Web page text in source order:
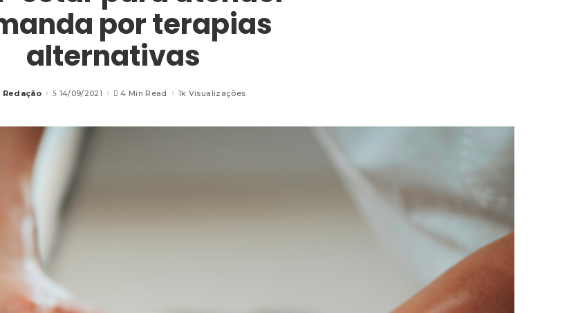
por terapias
alternativas
Posted
Redação 14/09/2021 4 Min Read 1k Visualizações